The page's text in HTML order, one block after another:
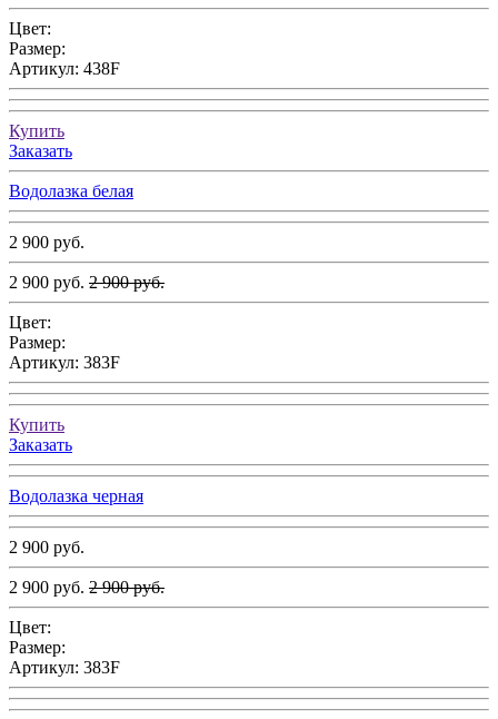
Цвет:
Размер:
Артикул: 438F
Купить
Заказать
Водолазка белая
2 900 руб.
2 900 руб. 2 900 руб.
Цвет:
Размер:
Артикул: 383F
Купить
Заказать
Водолазка черная
2 900 руб.
2 900 руб. 2 900 руб.
Цвет:
Размер:
Артикул: 383F